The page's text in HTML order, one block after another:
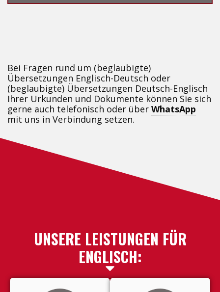
Bei Fragen rund um (beglaubigte)
Übersetzungen Englisch-Deutsch oder
(beglaubigte) Übersetzungen Deutsch-Englisch
Ihrer Urkunden und Dokumente können Sie sich
gerne auch telefonisch oder über WhatsApp
mit uns in Verbindung setzen.
UNSERE LEISTUNGEN FÜR
ENGLISCH: